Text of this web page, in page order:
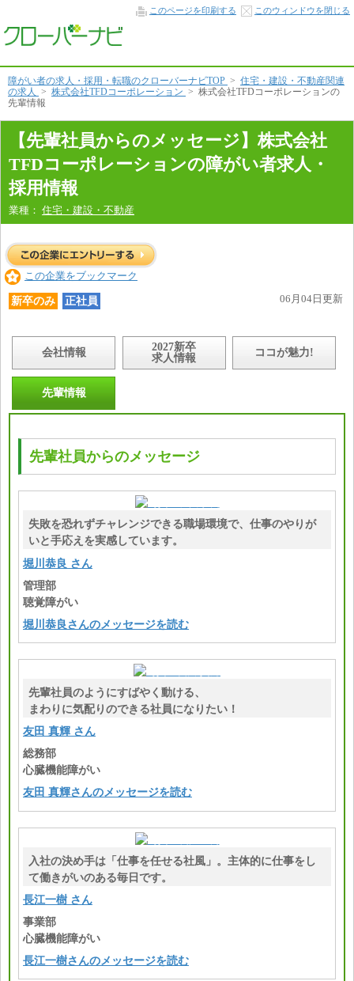
社
員
ら
の
メ
ッ
ー
文
このページを印刷する このウィンドウを閉じる
障がい者の求人・採用・転職のクローバーナビTOP > 住宅・建設・不動産関連
の求人 > 株式会社TFDコーポレーション > 株式会社TFDコーポレーションの
先輩情報
【先輩社員からのメッセージ】株式会社
TFDコーポレーションの障がい者求人・
採用情報
業種： 住宅・建設・不動産
この企業をブックマーク
新卒のみ 正社員 06月04日更新
会社情報
2027新卒
求人情報
ココが魅力!
先輩情報
先輩社員からのメッセージ
失敗を恐れずチャレンジできる職場環境で、仕事のやりが
いと手応えを実感しています。
堀川恭良 さん
管理部
聴覚障がい
堀川恭良さんのメッセージを読む
先輩社員のようにすばやく動ける、
まわりに気配りのできる社員になりたい！
友田 真輝 さん
総務部
心臓機能障がい
友田 真輝さんのメッセージを読む
入社の決め手は「仕事を任せる社風」。主体的に仕事をし
て働きがいのある毎日です。
長江一樹 さん
事業部
心臓機能障がい
長江一樹さんのメッセージを読む